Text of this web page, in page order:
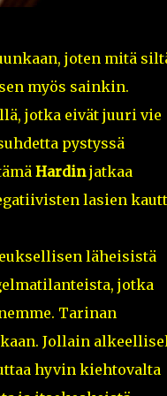
joten mitä
myös sainkin.
jotka eivät juuri vie
pystyssä
Hardinjatkaa
lasien
läheisistä
jotka
Tarinan
Jollain
hyvin kiehtovalta